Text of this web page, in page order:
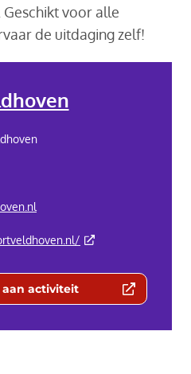
voor alle
de uitdaging zelf!
(Deze link gaat naar
activiteit
(Deze link gaat naar een externe